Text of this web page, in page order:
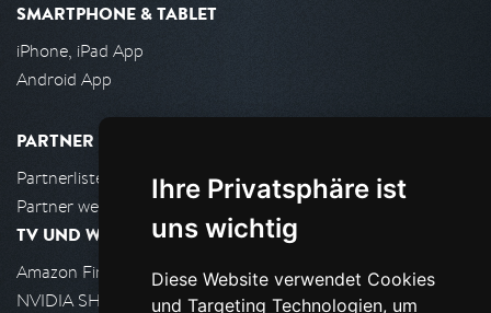
Ihre Privatsphäre ist
uns wichtig
Diese Website verwendet Cookies
und Targeting Technologien, um
SMARTPHONE & TABLET
iPhone, iPad App
Android App
PARTNER
Partnerliste
Partner werden
TV UND WOHNZIMMER
Amazon FireTV
NVIDIA SHIELD, Google TV